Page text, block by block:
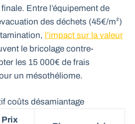
Entre l’équipement de
des déchets (45€/m²)
l’impact sur la valeur
le bricolage contre-
les 15 000€ de frais
un mésothéliome.
coûts désamiantage
Prix